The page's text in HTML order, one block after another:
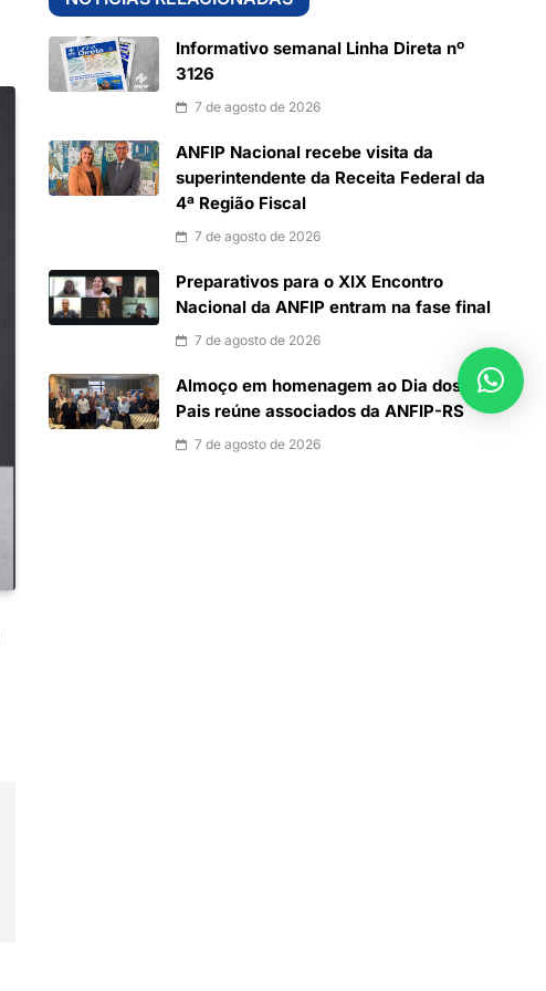
Informativo semanal Linha Direta nº
3126
7 de agosto de 2026
ANFIP Nacional recebe visita da
superintendente da Receita Federal da
4ª Região Fiscal
7 de agosto de 2026
Preparativos para o XIX Encontro
Nacional da ANFIP entram na fase final
7 de agosto de 2026
Almoço em homenagem ao Dia dos
Pais reúne associados da ANFIP-RS
7 de agosto de 2026